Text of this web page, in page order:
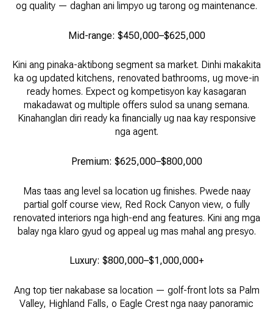
og quality — daghan ani limpyo ug tarong og maintenance.
Mid-range: $450,000–$625,000
Kini ang pinaka-aktibong segment sa market. Dinhi makakita
ka og updated kitchens, renovated bathrooms, ug move-in
ready homes. Expect og kompetisyon kay kasagaran
makadawat og multiple offers sulod sa unang semana.
Kinahanglan diri ready ka financially ug naa kay responsive
nga agent.
Premium: $625,000–$800,000
Mas taas ang level sa location ug finishes. Pwede naay
partial golf course view, Red Rock Canyon view, o fully
renovated interiors nga high-end ang features. Kini ang mga
balay nga klaro gyud og appeal ug mas mahal ang presyo.
Luxury: $800,000–$1,000,000+
Ang top tier nakabase sa location — golf-front lots sa Palm
Valley, Highland Falls, o Eagle Crest nga naay panoramic